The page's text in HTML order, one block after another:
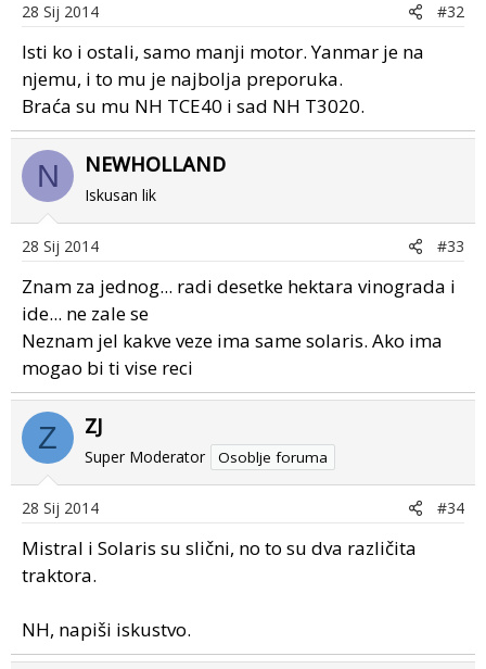
28 Sij 2014 #32
Isti ko i ostali, samo manji motor. Yanmar je na
njemu, i to mu je najbolja preporuka.
Braća su mu NH TCE40 i sad NH T3020.
N NEWHOLLAND
Iskusan lik
28 Sij 2014 #33
Znam za jednog... radi desetke hektara vinograda i
ide... ne zale se
Neznam jel kakve veze ima same solaris. Ako ima
mogao bi ti vise reci
Z ZJ
Super Moderator Osoblje foruma
28 Sij 2014 #34
Mistral i Solaris su slični, no to su dva različita
traktora.
NH, napiši iskustvo.